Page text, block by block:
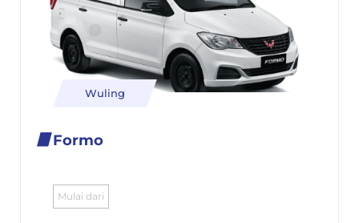
Wuling
Formo
Mulai dari